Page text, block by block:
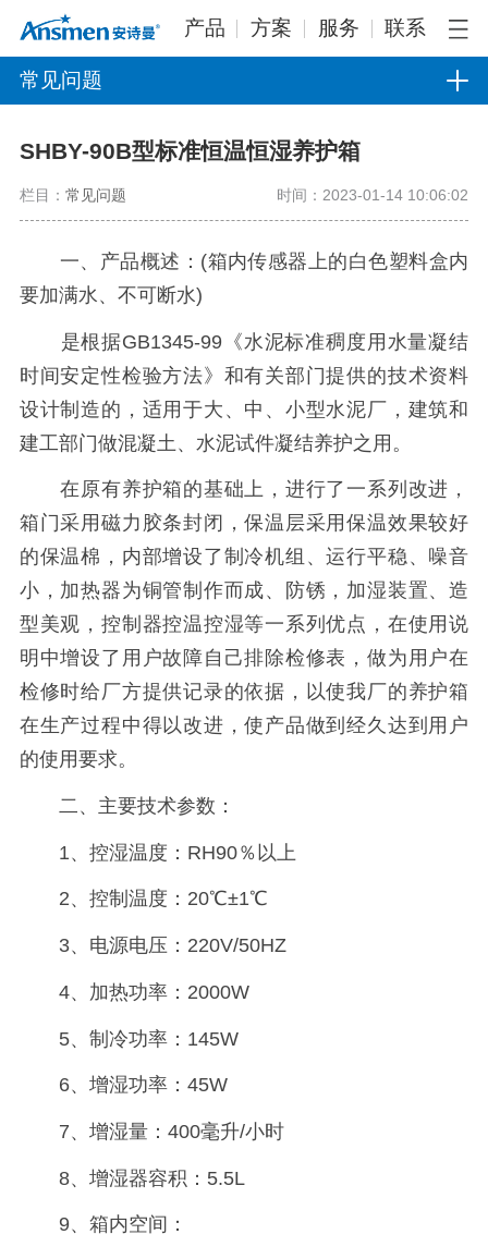
产品 方案 服务 联系
常见问题
SHBY-90B型标准恒温恒湿养护箱
栏目： 常见问题 时间：2023-01-14 10:06:02
一、产品概述：(箱内传感器上的白色塑料盒内
要加满水、不可断水)
是根据GB1345-99《水泥标准稠度用水量凝结
时间安定性检验方法》和有关部门提供的技术资料
设计制造的，适用于大、中、小型水泥厂，建筑和
建工部门做混凝土、水泥试件凝结养护之用。
在原有养护箱的基础上，进行了一系列改进，
箱门采用磁力胶条封闭，保温层采用保温效果较好
的保温棉，内部增设了制冷机组、运行平稳、噪音
小，加热器为铜管制作而成、防锈，加湿装置、造
型美观，控制器控温控湿等一系列优点，在使用说
明中增设了用户故障自己排除检修表，做为用户在
检修时给厂方提供记录的依据，以使我厂的养护箱
在生产过程中得以改进，使产品做到经久达到用户
的使用要求。
二、主要技术参数：
1、控湿温度：RH90％以上
2、控制温度：20℃±1℃
3、电源电压：220V/50HZ
4、加热功率：2000W
5、制冷功率：145W
6、增湿功率：45W
7、增湿量：400毫升/小时
8、增湿器容积：5.5L
9、箱内空间：